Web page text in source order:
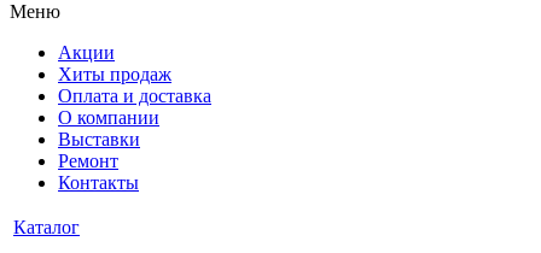
Меню
Акции
Хиты продаж
Оплата и доставка
О компании
Выставки
Ремонт
Контакты
Каталог